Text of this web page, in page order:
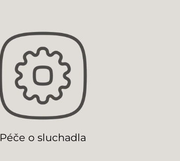
Péče o sluchadla